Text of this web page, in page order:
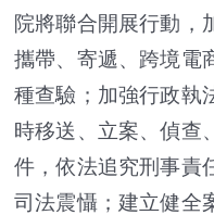
院將聯合開展行動，
攜帶、寄遞、跨境電
種查驗；加強行政執
時移送、立案、偵查
件，依法追究刑事責
司法震懾；建立健全